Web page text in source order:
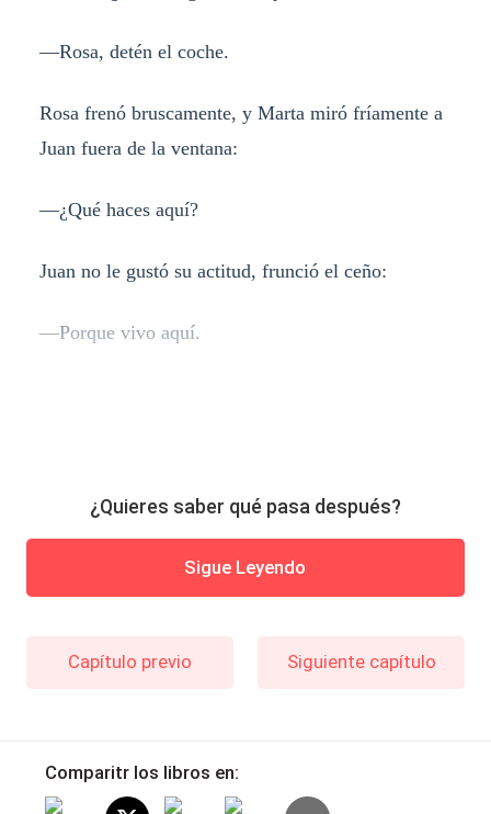
—Rosa, detén el coche.
Rosa frenó bruscamente, y Marta miró fríamente a
Juan fuera de la ventana:
—¿Qué haces aquí?
Juan no le gustó su actitud, frunció el ceño:
—Porque vivo aquí.
¿Quieres saber qué pasa después?
Sigue Leyendo
Capítulo previo Siguiente capítulo
Comparitr los libros en: